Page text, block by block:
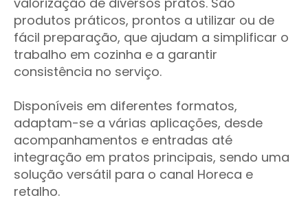
produtos práticos, prontos a utilizar ou de
fácil preparação, que ajudam a simplificar o
trabalho em cozinha e a garantir
consistência no serviço.
Disponíveis em diferentes formatos,
adaptam-se a várias aplicações, desde
acompanhamentos e entradas até
integração em pratos principais, sendo uma
solução versátil para o canal Horeca e
retalho.